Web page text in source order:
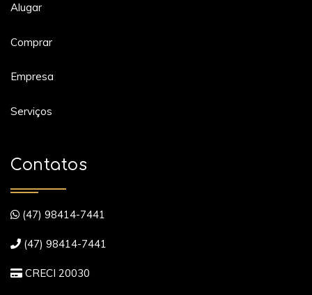
Alugar
Comprar
Empresa
Serviços
Contatos
(47) 98414-7441
(47) 98414-7441
CRECI 20030